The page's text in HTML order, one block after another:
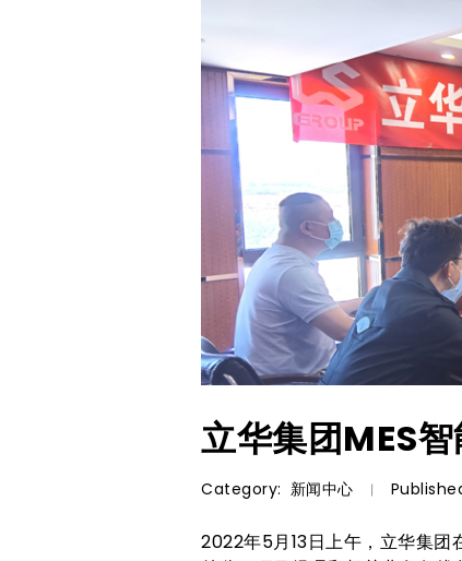
立华集团MES
Category: 新闻中心
2022年5月13日上午，立华集团